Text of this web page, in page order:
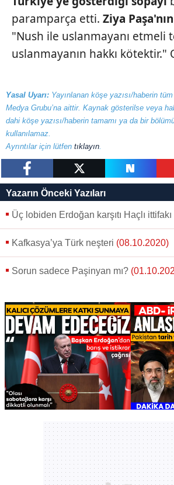
paramparça etti. Ziya Paşa'nın
"Nush ile uslanmayanı etmeli
uslanmayanın hakkı kötektir."
Yasal Uyarı: Yayınlanan köşe yazısı/haberin
Medya Grubu’na aittir. Kaynak gösterilse veya
dahi köşe yazısı/haberin tamamı ya da bir
kullanılamaz.
Ayrıntılar için lütfen tıklayın.
Yazarın Önceki Yazıları
Üç lobiden Erdoğan karşıtı Haçlı ittifakı
Kafkasya’ya Türk neşteri (08.10.2020)
Sorun sadece Paşinyan mı?